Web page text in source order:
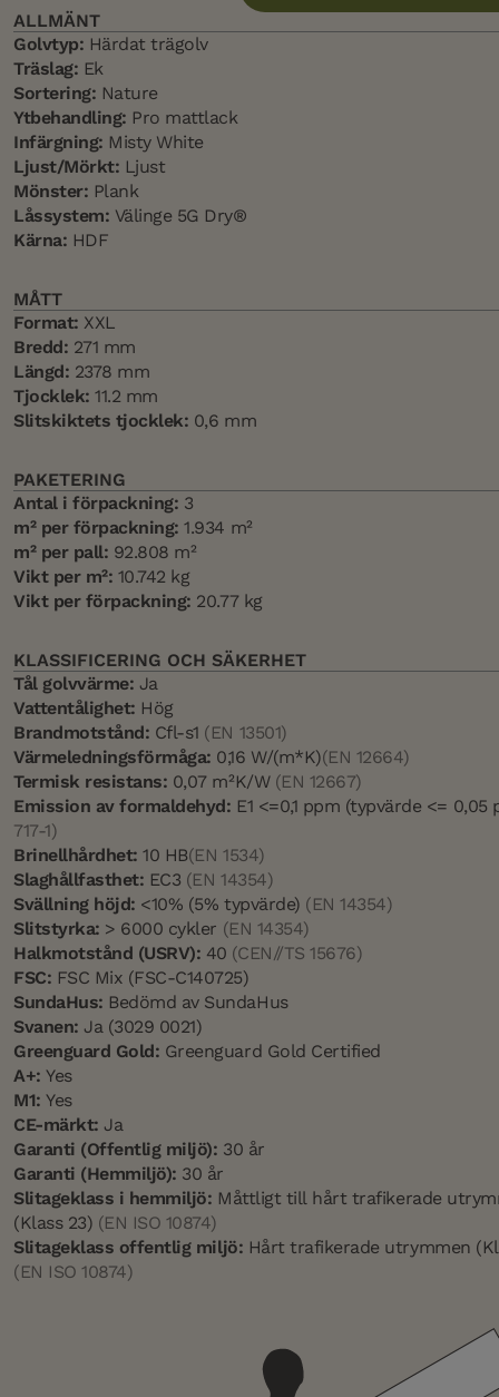
ALLMÄNT
Golvtyp: Härdat trägolv
Träslag: Ek
Sortering: Nature
Ytbehandling: Pro mattlack
Infärgning: Misty White
Ljust/Mörkt: Ljust
Mönster: Plank
Låssystem: Välinge 5G Dry®
Kärna: HDF
MÅTT
Format: XXL
Bredd: 271 mm
Längd: 2378 mm
Tjocklek: 11.2 mm
Slitskiktets tjocklek: 0,6 mm
PAKETERING
Antal i förpackning: 3
m² per förpackning: 1.934 m²
m² per pall: 92.808 m²
Vikt per m²: 10.742 kg
Vikt per förpackning: 20.77 kg
KLASSIFICERING OCH SÄKERHET
Tål golvvärme: Ja
Vattentålighet: Hög
Brandmotstånd: Cfl-s1 (EN 13501)
Värmeledningsförmåga: 0,16 W/(m*K)(EN 12664)
Termisk resistans: 0,07 m²K/W (EN 12667)
Emission av formaldehyd: E1 <=0,1 ppm (typvärde <= 0,05
717-1)
Brinellhårdhet: 10 HB(EN 1534)
Slaghållfasthet: EC3 (EN 14354)
Svällning höjd: <10% (5% typvärde) (EN 14354)
Slitstyrka: > 6000 cykler (EN 14354)
Halkmotstånd (USRV): 40 (CEN//TS 15676)
FSC: FSC Mix (FSC-C140725)
SundaHus: Bedömd av SundaHus
Svanen: Ja (3029 0021)
Greenguard Gold: Greenguard Gold Certified
A+: Yes
M1: Yes
CE-märkt: Ja
Garanti (Offentlig miljö): 30 år
Garanti (Hemmiljö): 30 år
Slitageklass i hemmiljö: Måttligt till hårt trafikerade
(Klass 23) (EN ISO 10874)
Slitageklass offentlig miljö: Hårt trafikerade utrymmen
(EN ISO 10874)